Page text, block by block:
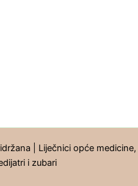
| Liječnici opće medicine,
i zubari